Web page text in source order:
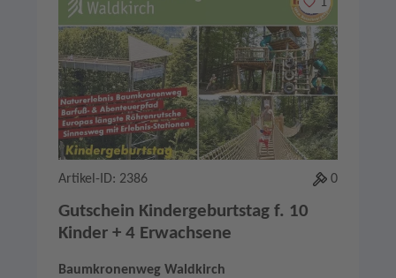
Artikel-ID: 2386 0
Gutschein Kindergeburtstag f. 10
Kinder + 4 Erwachsene
Baumkronenweg Waldkirch